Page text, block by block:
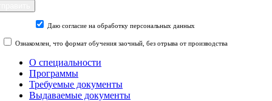
Даю согласие на обработку персональных данных
Ознакомлен, что формат обучения заочный, без отрыва от производства
О специальности
Программы
Требуемые документы
Выдаваемые документы